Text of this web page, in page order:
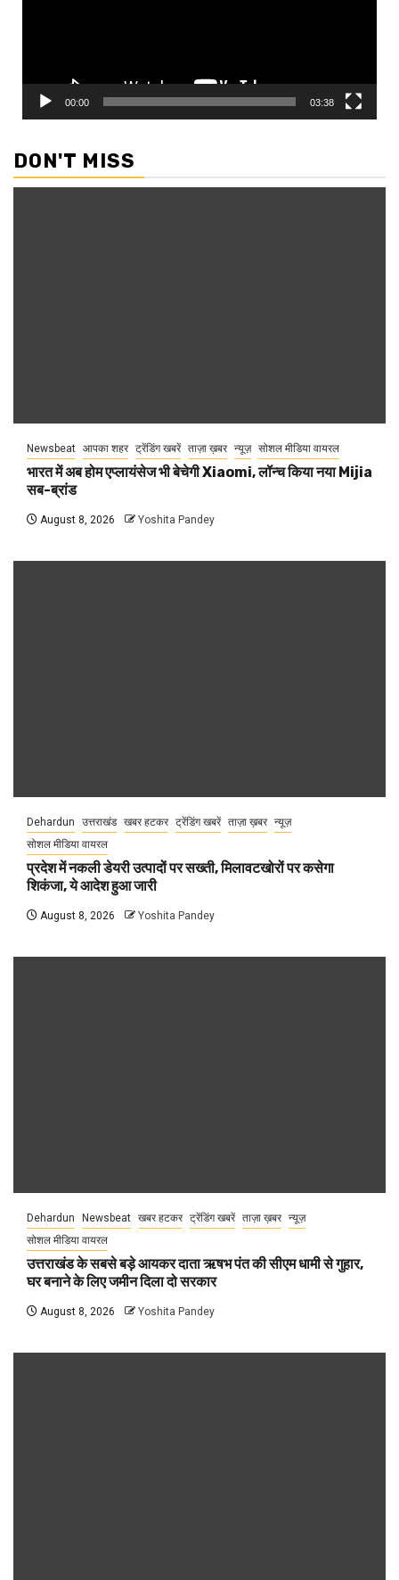
00:00 03:38
DON'T MISS
Newsbeat आपका शहर ट्रेंडिंग खबरें ताज़ा ख़बर न्यूज़ सोशल मीडिया वायरल
भारत में अब होम एप्लायंसेज भी बेचेगी Xiaomi, लॉन्च किया नया Mijia
सब-ब्रांड
August 8, 2026 Yoshita Pandey
Dehardun उत्तराखंड खबर हटकर ट्रेंडिंग खबरें ताज़ा ख़बर न्यूज़
सोशल मीडिया वायरल
प्रदेश में नकली डेयरी उत्पादों पर सख्ती, मिलावटखोरों पर कसेगा
शिकंजा, ये आदेश हुआ जारी
August 8, 2026 Yoshita Pandey
Dehardun Newsbeat खबर हटकर ट्रेंडिंग खबरें ताज़ा ख़बर न्यूज़
सोशल मीडिया वायरल
उत्तराखंड के सबसे बड़े आयकर दाता ऋषभ पंत की सीएम धामी से गुहार,
घर बनाने के लिए जमीन दिला दो सरकार
August 8, 2026 Yoshita Pandey